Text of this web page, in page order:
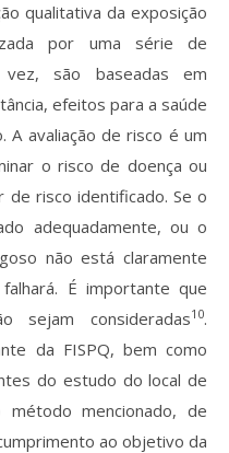
qualitativa da exposição
por uma série de
são baseadas em
efeitos para a saúde
A avaliação de risco é um
o risco de doença ou
de risco identificado. Se o
adequadamente, ou o
não está claramente
É importante que
sejam consideradas10.
da FISPQ, bem como
do estudo do local de
mencionado, de
ao objetivo da